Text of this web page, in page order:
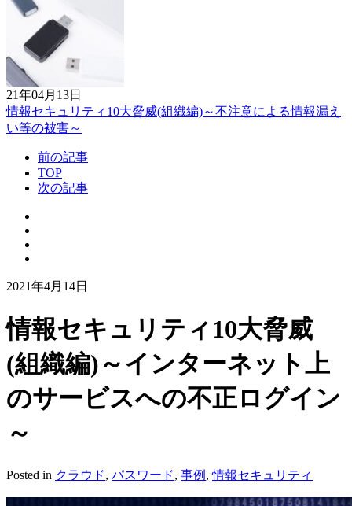
21年04月13日
情報セキュリティ10大脅威(組織編)～不注意による情報漏え
い等の被害～
前の記事
TOP
次の記事
2021年4月14日
情報セキュリティ10大脅威
(組織編)～インターネット上
のサービスへの不正ログイン
～
Posted in クラウド, パスワード, 事例 ,情報セキュリティ